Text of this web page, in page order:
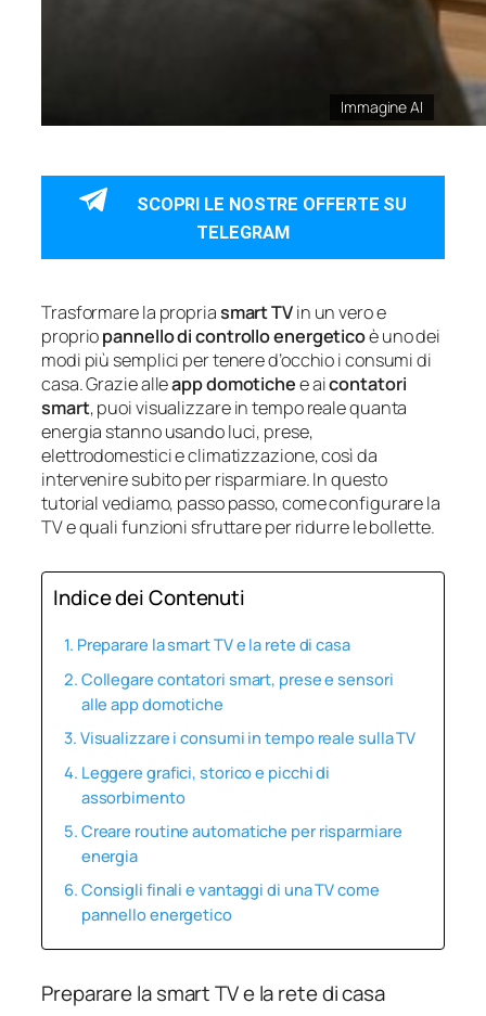
Immagine AI
SCOPRI LE NOSTRE OFFERTE SU
TELEGRAM
Trasformare la propriasmart TVin un vero e
propriopannello di controllo energeticoè uno dei
modi più semplici per tenere d’occhio i consumi di
casa. Grazie alleapp domotichee aicontatori
smart, puoi visualizzare in tempo reale quanta
energia stanno usando luci, prese,
elettrodomestici e climatizzazione, così da
intervenire subito per risparmiare. In questo
tutorial vediamo, passo passo, come configurare la
TV e quali funzioni sfruttare per ridurre le bollette.
Indice dei Contenuti
Preparare la smart TV e la rete di casa
Collegare contatori smart, prese e sensori
alle app domotiche
Visualizzare i consumi in tempo reale sulla TV
Leggere grafici, storico e picchi di
assorbimento
Creare routine automatiche per risparmiare
energia
Consigli finali e vantaggi di una TV come
pannello energetico
Preparare la smart TV e la rete di casa